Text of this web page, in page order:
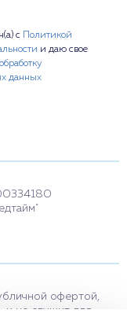
с
Политикой
и даю свое
данных
офертой,
и не служит для